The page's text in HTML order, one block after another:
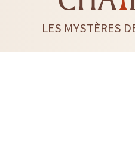
LES MYSTÈRES